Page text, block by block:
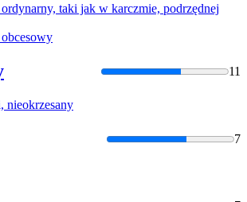
taki jak w karczmie, podrzędnej
obcesowy
11
nieokrzesany
7